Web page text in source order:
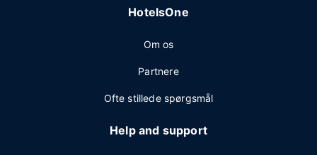
HotelsOne
Om os
Partnere
Ofte stillede spørgsmål
Help and support